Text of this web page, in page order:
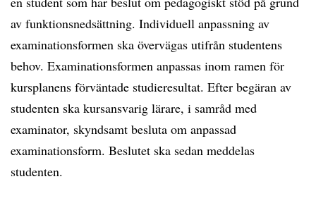
av funktionsnedsättning. Individuell anpassning av
examinationsformen ska övervägas utifrån studentens
behov. Examinationsformen anpassas inom ramen för
kursplanens förväntade studieresultat. Efter begäran av
studenten ska kursansvarig lärare, i samråd med
examinator, skyndsamt besluta om anpassad
examinationsform. Beslutet ska sedan meddelas
studenten.